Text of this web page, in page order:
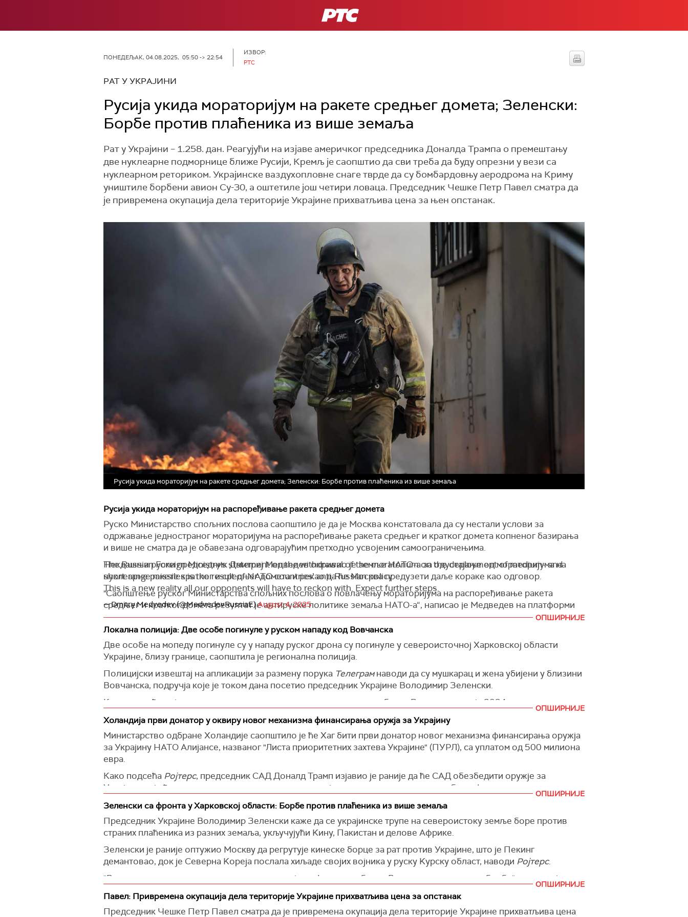
РТС
ПОНЕДЕЉАК, 04.08.2025, 05:50 -> 22:54
ИЗВОР:
РТС
РАТ У УКРАЈИНИ
Русија укида мораторијум на ракетe средњег домета; Зеленски:
Борбе против плаћеника из више земаља
Рат у Украјини – 1.258. дан. Реагујући на изјаве америчког председника Доналда Трампа о премештању
две нуклеарне подморнице ближе Русији, Кремљ је саопштио да сви треба да буду опрезни у вези са
нуклеарном реториком. Украјинске ваздухопловне снаге тврде да су бомбардовњу аеродрома на Криму
уништиле борбени авион Су-30, а оштетиле још четири ловаца. Председник Чешке Петр Павел сматра да
је привремена окупација дела територије Украјине прихватљива цена за њен опстанак.
Русија укида мораторијум на ракетe средњег домета; Зеленски: Борбе против плаћеника из више земаља
Русија укида мораторијум на распоређивање ракета средњег домета
Руско Министарство спољних послова саопштило је да је Москва констатовала да су нестали услови за
одржавање једностраног мораторијума на распоређивање ракета средњег и кратког домета копненог базирања
и више не сматра да је обавезана одговарајућим претходно усвојеним самоограничењима.
Некдашњи руски председник Дмитриј Медведев окривио је земље НАТО-а за одустајање од мораторијума на
нуклеарне ракете кратког и средњег домета и рекао да ће Москва предузети даље кораке као одговор.
"Саопштење руског Министарства спољних послова о повлачењу мораторијума на распоређивање ракета
средњег и кратког домета резултат је антируске политике земаља НАТО-а“, написао је Медведев на платформи
Икс.
"Ово је нова реалност са којом ће сви наши противници морати да се рачунају. Очекујте даље кораке“, додао је
заменик председника Савета безбедности Руске Федерације.
(Sputnik Srbija, Reuters)
The Russian Foreign Ministry's statement on the withdrawal of the moratorium on the deployment of medium- and
short-range missiles is the result of NATO countries’ anti-Russian policy.
This is a new reality all our opponents will have to reckon with. Expect further steps.
— Dmitry Medvedev (@MedvedevRussiaE)August 4, 2025
ОПШИРНИЈЕ
Локална полиција: Две особе погинуле у руском нападу код Вовчанска
Две особе на мопеду погинуле су у нападу руског дрона су погинуле у североисточној Харковској области
Украјине, близу границе, саопштила је регионална полиција.
Полицијски извештај на апликацији за размену порука Телеграмнаводи да су мушкарац и жена убијени у близини
Вовчанска, подручја које је током дана посетио председник Украјине Володимир Зеленски.
Како подсећа ројтерс, руске снаге су извеле кратак упад у регион близу Вовчанска у мају 2024. године, али су
украјинске трупе касније повратиле већи део подручја.
У одовојеном саопштењу, Министарство унутрашњих послова Украјине навело је да је број мртвих порастао на
седам у руском нападу прошлог четвртка на стамбену зграду у Краматорску у Доњецкој области.
(Reuters
ОПШИРНИЈЕ
Холандија први донатор у оквиру новог механизма финансирања оружја за Украјину
Министарство одбране Холандије саопштило је ће Хаг бити први донатор новог механизма финансирања оружја
за Украјину НАТО Aлијансе, названог "Листа приоритетних захтева Украјине" (ПУРЛ), са уплатом од 500 милиона
евра.
Како подсећа Ројтерс, председник САД Доналд Трамп изјавио је раније да ће САД обезбедити оружје за
Украјину, које ће платити европски савезници, али није навео детаље о томе како би то функционисало.
Украјински министар одбране Денис Шмигаљ изјавио је у суботу да је са Холандијом у оквиру финансирања
пројекта "Линија дронова" постигла билатерални споразум који предвиђа куповину беспилотних летелица а од
украјинских произвођача, пренео је Укринформ.
"Захваљујући овом инструменту, државна Ошчадбанка је већ обезбедила гаранције за уговоре вредне 837
милиона евра", додао је Шмигаљ.
(Reuters
ОПШИРНИЈЕ
Зеленски са фронта у Харковској области: Борбе против плаћеника из више земаља
Председник Украјине Володимир Зеленски каже да се украјинске трупе на североистоку земље боре против
страних плаћеника из разних земаља, укључујући Kину, Пакистан и делове Африке.
Зеленски је раније оптужио Москву да регрутује кинеске борце за рат против Украјине, што је Пекинг
демантовао, док је Северна Kореја послала хиљаде својих војника у руску Kурску област, наводи Ројтерс.
"Разговарали смо са командантима о ситуацији на фронту, одбрани Вовчанска и динамици борби", написао је
Зеленски на платформи Икс након посете подручју на првој линији фронта у североисточном делу Харковске
области.
ОПШИРНИЈЕ
Павел: Привремена окупација дела територије Украјине прихватљива цена за опстанак
Председник Чешке Петр Павел сматра да је привремена окупација дела територије Украјине прихватљива цена